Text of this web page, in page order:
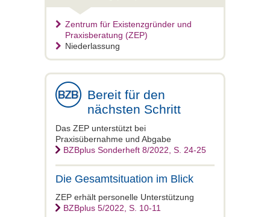
Zentrum für Existenzgründer und
Praxisberatung (ZEP)
Niederlassung
Bereit für den
nächsten Schritt
Das ZEP unterstützt bei
Praxisübernahme und Abgabe
BZBplus Sonderheft 8/2022, S. 24-25
Die Gesamtsituation im Blick
ZEP erhält personelle Unterstützung
BZBplus 5/2022, S. 10-11